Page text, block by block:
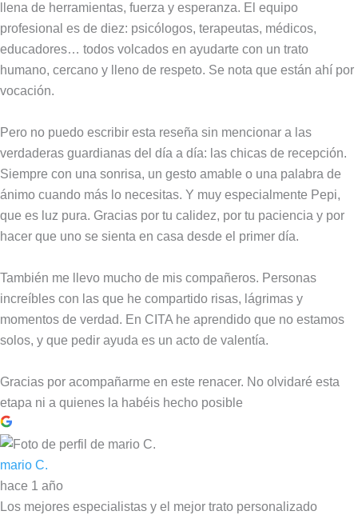
llena de herramientas, fuerza y esperanza. El equipo
profesional es de diez: psicólogos, terapeutas, médicos,
educadores… todos volcados en ayudarte con un trato
humano, cercano y lleno de respeto. Se nota que están ahí por
vocación.
Pero no puedo escribir esta reseña sin mencionar a las
verdaderas guardianas del día a día: las chicas de recepción.
Siempre con una sonrisa, un gesto amable o una palabra de
ánimo cuando más lo necesitas. Y muy especialmente Pepi,
que es luz pura. Gracias por tu calidez, por tu paciencia y por
hacer que uno se sienta en casa desde el primer día.
También me llevo mucho de mis compañeros. Personas
increíbles con las que he compartido risas, lágrimas y
momentos de verdad. En CITA he aprendido que no estamos
solos, y que pedir ayuda es un acto de valentía.
Gracias por acompañarme en este renacer. No olvidaré esta
etapa ni a quienes la habéis hecho posible
mario C.
hace 1 año
Los mejores especialistas y el mejor trato personalizado